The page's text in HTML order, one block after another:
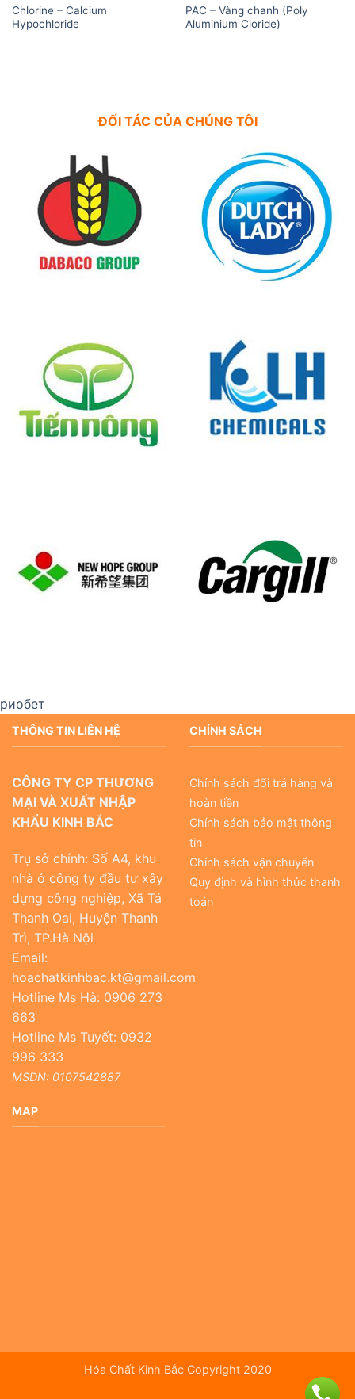
Chlorine – Calcium
Hypochloride
PAC – Vàng chanh (Poly
Aluminium Cloride)
ĐỐI TÁC CỦA CHÚNG TÔI
риобет
THÔNG TIN LIÊN HỆ
CÔNG TY CP THƯƠNG
MẠI VÀ XUẤT NHẬP
KHẨU KINH BẮC
Trụ sở chính: Số A4, khu
nhà ở công ty đầu tư xây
dựng công nghiệp, Xã Tả
Thanh Oai, Huyện Thanh
Trì, TP.Hà Nội
Email:
hoachatkinhbac.kt@gmail.com
Hotline Ms Hà: 0906 273
663
Hotline Ms Tuyết: 0932
996 333
MSDN: 0107542887
CHÍNH SÁCH
Chính sách đổi trả hàng và
hoàn tiền
Chính sách bảo mật thông
tin
Chính sách vận chuyển
Quy định và hình thức thanh
toán
MAP
Hóa Chất Kinh Bắc Copyright 2020